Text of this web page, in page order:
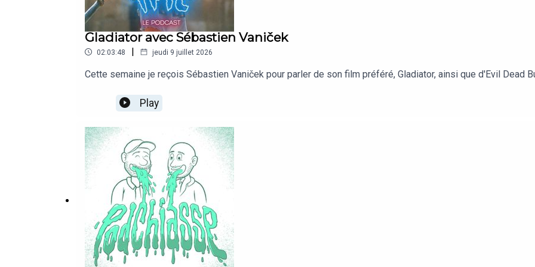
Gladiator avec Sébastien Vaniček
02:03:48 | jeudi 9 juillet 2026
Cette semaine je reçois Sébastien Vaniček pour parler de son film préféré, Gladiator, ainsi que d'Evil Dead
Play